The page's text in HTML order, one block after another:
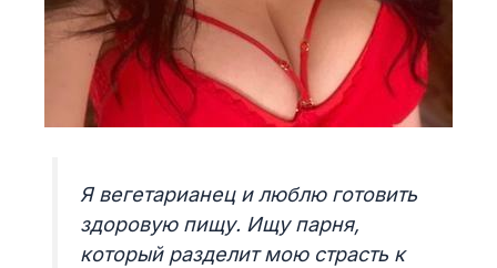
Я вегетарианец и люблю готовить
здоровую пищу. Ищу парня,
который разделит мою страсть к